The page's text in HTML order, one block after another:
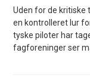
Uden for de kritiske
en kontrolleret lur
tyske piloter har
fagforeninger ser